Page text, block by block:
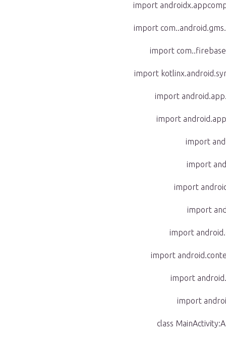
import
import
import
import
import
import
import
import
import
import
import
import
import
import
class